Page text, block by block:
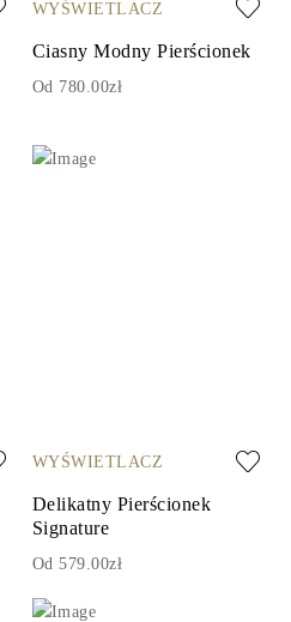
WYŚWIETLACZ
Ciasny Modny Pierścionek
Od 780.00zł
WYŚWIETLACZ
Delikatny Pierścionek
Signature
Od 579.00zł